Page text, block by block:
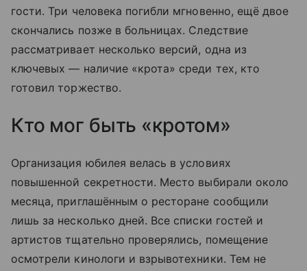
гости. Три человека погибли мгновенно, ещё двое
скончались позже в больницах. Следствие
рассматривает несколько версий, одна из
ключевых — наличие «крота» среди тех, кто
готовил торжество.
Кто мог быть «кротом»
Организация юбилея велась в условиях
повышенной секретности. Место выбирали около
месяца, приглашённым о ресторане сообщили
лишь за несколько дней. Все списки гостей и
артистов тщательно проверялись, помещение
осмотрели кинологи и взрывотехники. Тем не